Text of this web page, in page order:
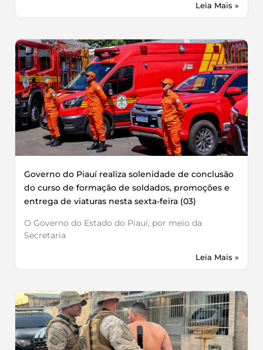
Leia Mais »
Governo do Piauí realiza solenidade de conclusão
do curso de formação de soldados, promoções e
entrega de viaturas nesta sexta-feira (03)
O Governo do Estado do Piauí, por meio da
Secretaria
Leia Mais »